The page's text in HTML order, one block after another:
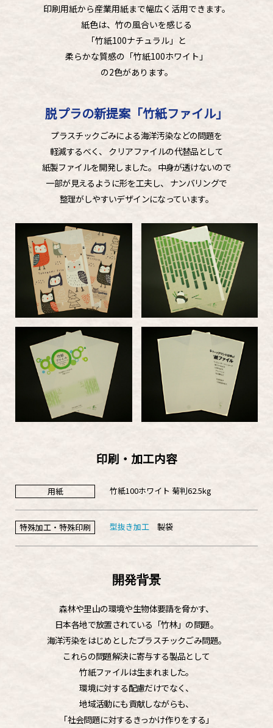
印刷用紙から産業用紙まで幅広く活用できます。
紙色は、竹の風合いを感じる
「竹紙100ナチュラル」と
柔らかな質感の「竹紙100ホワイト」
の2色があります。
脱プラの新提案「竹紙ファイル」
プラスチックごみによる海洋汚染などの問題を
軽減するべく、
クリアファイルの代替品として
紙製ファイルを開発しました。 中身が透けないので
一部が見えるように形を工夫し、
ナンバリングで
整理がしやすいデザインになっています。
印刷・加工内容
用紙 竹紙100ホワイト 菊判62.5kg
特殊加工・特殊印刷 型抜き加工 製袋
開発背景
森林や里山の環境や生物体要請を脅かす、
日本各地で放置されている「竹林」の問題。
海洋汚染をはじめとしたプラスチックごみ問題。
これらの問題解決に寄与する製品として
竹紙ファイルは生まれました。
環境に対する配慮だけでなく、
地域活動にも貢献しながらも、
「社会問題に対するきっかけ作りをする」